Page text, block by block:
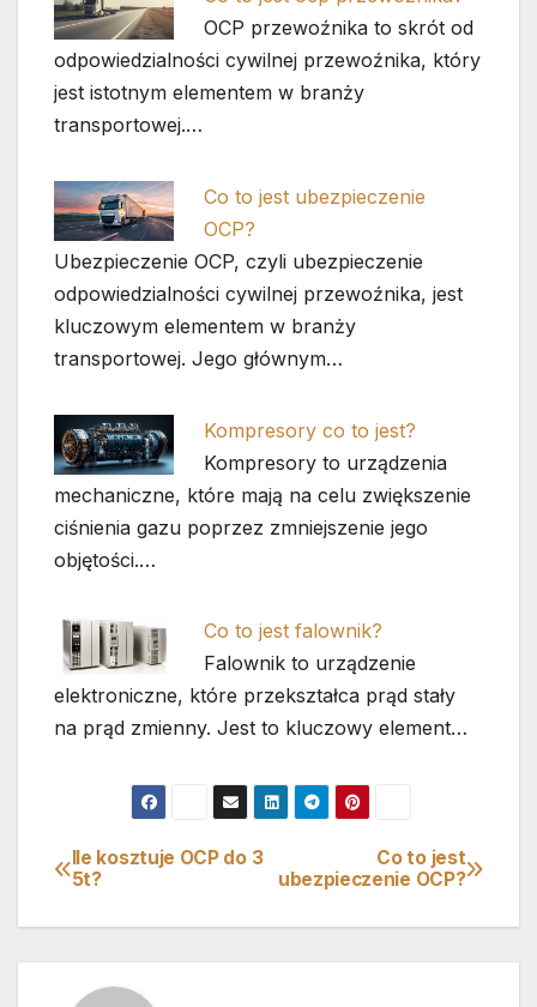
OCP przewoźnika to skrót od
odpowiedzialności cywilnej przewoźnika, który
jest istotnym elementem w branży
transportowej.…
Co to jest ubezpieczenie
OCP?
Ubezpieczenie OCP, czyli ubezpieczenie
odpowiedzialności cywilnej przewoźnika, jest
kluczowym elementem w branży
transportowej. Jego głównym…
Kompresory co to jest?
Kompresory to urządzenia
mechaniczne, które mają na celu zwiększenie
ciśnienia gazu poprzez zmniejszenie jego
objętości.…
Co to jest falownik?
Falownik to urządzenie
elektroniczne, które przekształca prąd stały
na prąd zmienny. Jest to kluczowy element…
Nawigacja
wpisu
Co to jest
ubezpieczenie OCP?
Ile kosztuje OCP do 3
5t?